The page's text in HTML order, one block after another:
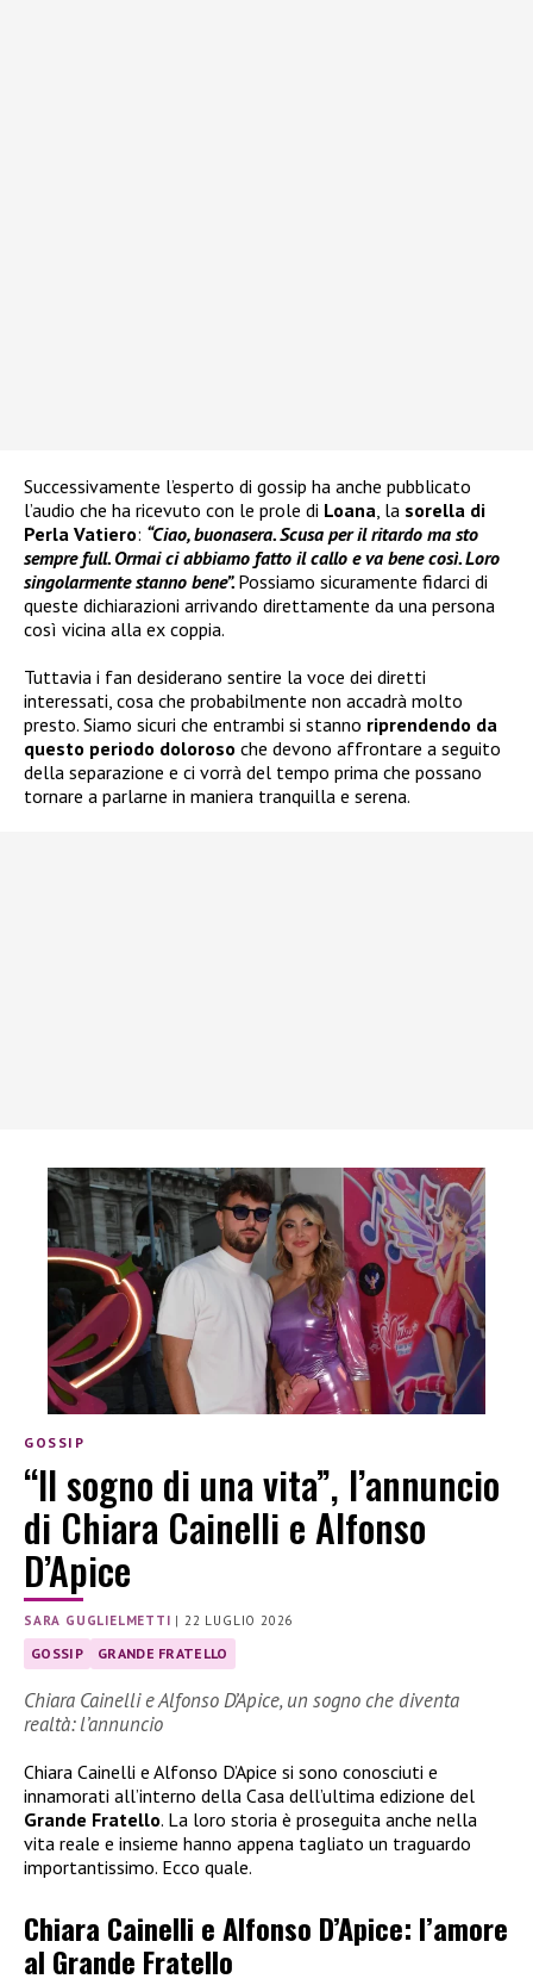
Successivamente l’esperto di gossip ha anche pubblicato
l’audio che ha ricevuto con le prole di Loana, la sorella di
Perla Vatiero: “Ciao, buonasera. Scusa per il ritardo ma sto
sempre full. Ormai ci abbiamo fatto il callo e va bene così. Loro
singolarmente stanno bene”. Possiamo sicuramente fidarci di
queste dichiarazioni arrivando direttamente da una persona
così vicina alla ex coppia.
Tuttavia i fan desiderano sentire la voce dei diretti
interessati, cosa che probabilmente non accadrà molto
presto. Siamo sicuri che entrambi si stanno riprendendo da
questo periodo doloroso che devono affrontare a seguito
della separazione e ci vorrà del tempo prima che possano
tornare a parlarne in maniera tranquilla e serena.
GOSSIP
“Il sogno di una vita”, l’annuncio
di Chiara Cainelli e Alfonso
D’Apice
SARA GUGLIELMETTI | 22 LUGLIO 2026
GOSSIP GRANDE FRATELLO
Chiara Cainelli e Alfonso D’Apice, un sogno che diventa
realtà: l’annuncio
Chiara Cainelli e Alfonso D’Apice si sono conosciuti e
innamorati all’interno della Casa dell’ultima edizione del
Grande Fratello. La loro storia è proseguita anche nella
vita reale e insieme hanno appena tagliato un traguardo
importantissimo. Ecco quale.
Chiara Cainelli e Alfonso D’Apice: l’amore
al Grande Fratello